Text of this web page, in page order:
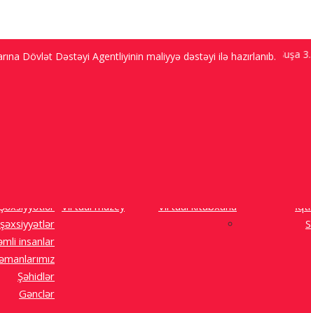
Dövlət Dəstəyi Agentliyinin maliyyə dəstəyi ilə hazırlanıb.
Bakı 9.2 ℃; Şuşa 3.5
Şəxsiyyətlər
insanlar
Şəhidlər
Gənclər
Virtual muzey Virtual kitabxana